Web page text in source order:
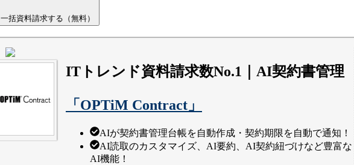
一括資料請求する（無料）
ITトレンド資料請求数No.1｜AI契約書管理
「OPTiM Contract」
AIが契約書管理台帳を自動作成・契約期限を自動で通知！
AI読取のカスタマイズ、AI要約、AI契約紐づけなど豊富な
AI機能！